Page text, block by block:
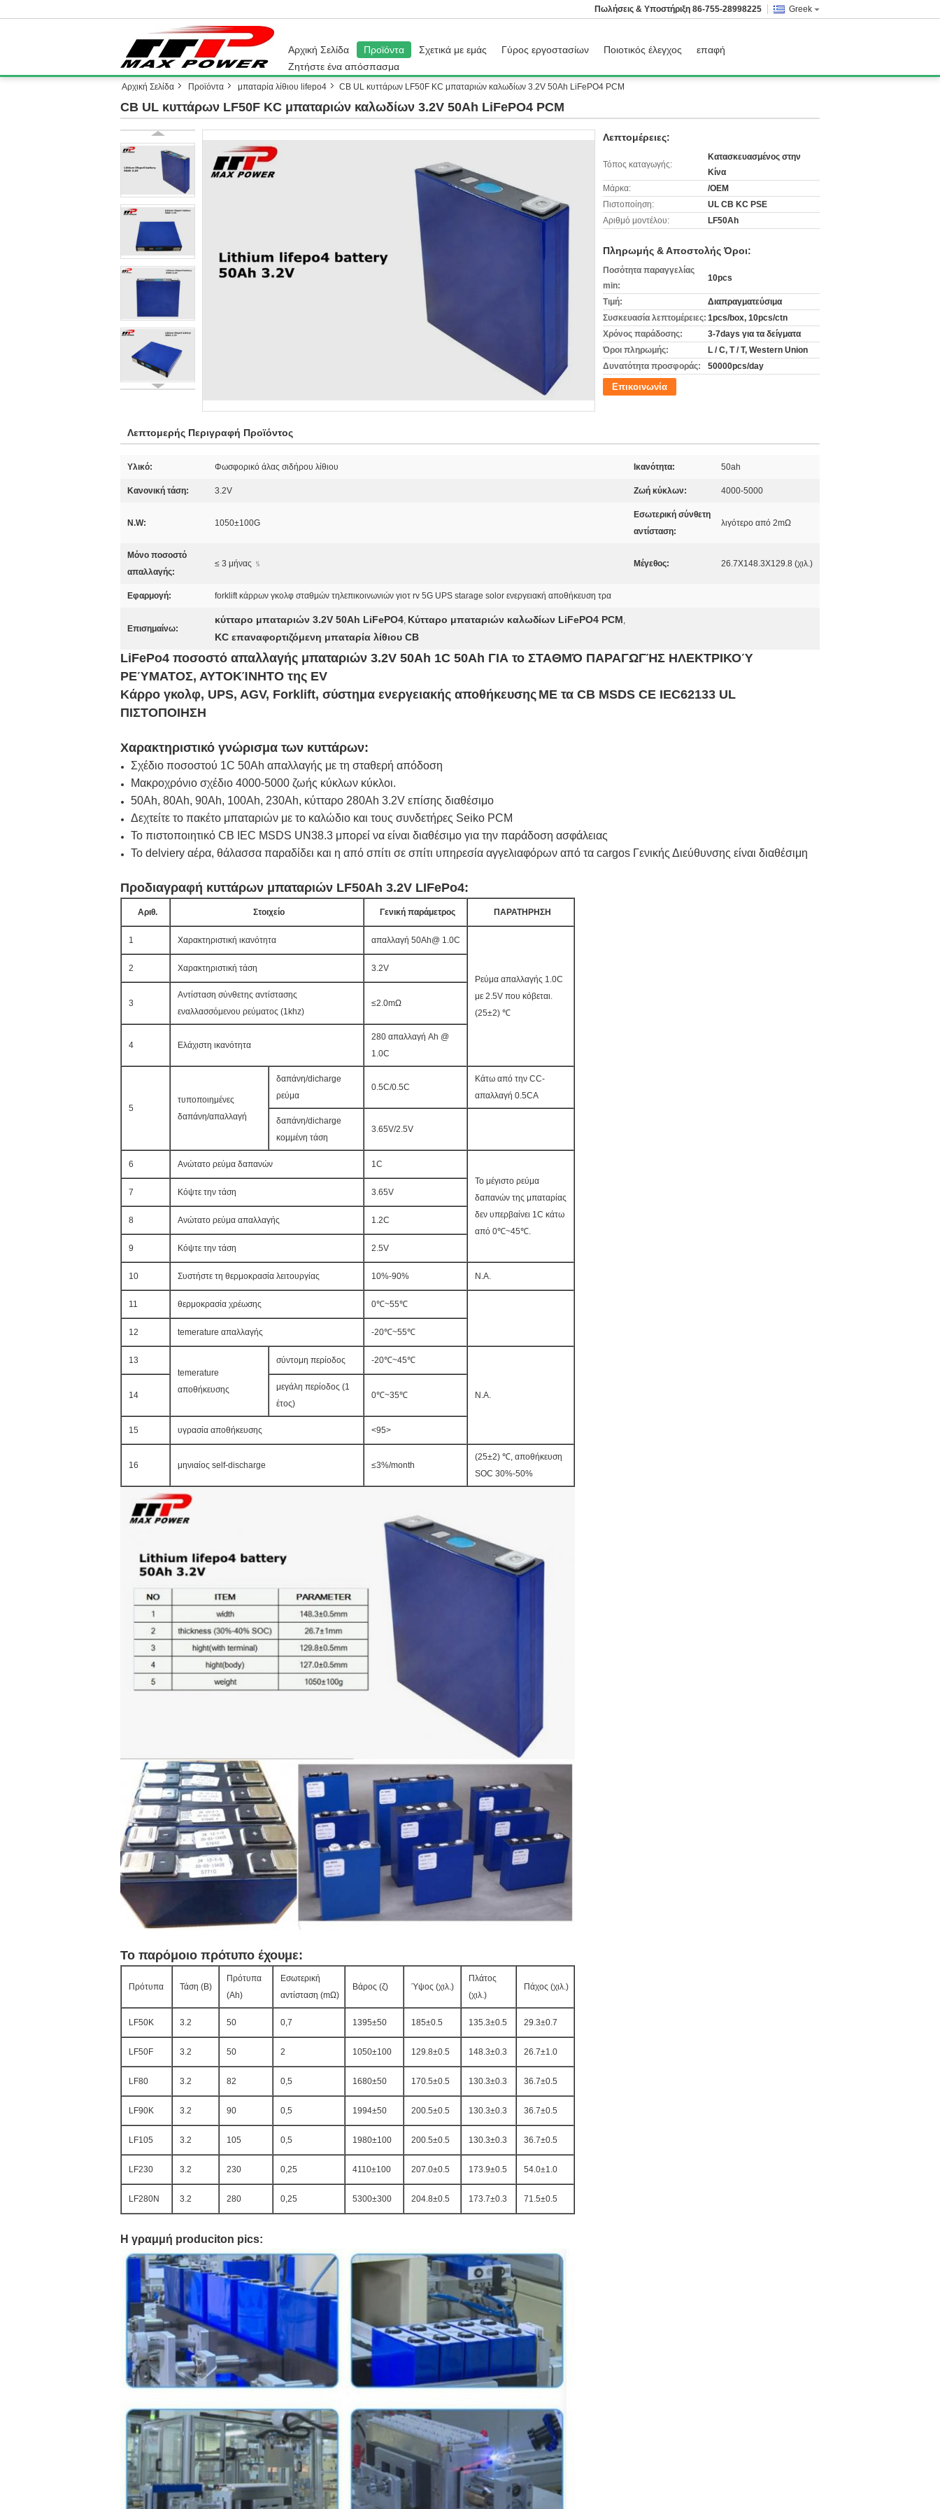
Greek
Πωλήσεις & Υποστήριξη 86-755-28998225
Αρχική Σελίδα Προϊόντα Σχετικά με εμάς Γύρος εργοστασίων Ποιοτικός έλεγχος
επαφή
Ζητήστε ένα απόσπασμα
Αρχική Σελίδα Προϊόντα μπαταρία λίθιου lifepo4 CB UL κυττάρων LF50F KC μπαταριών καλωδίων 3.2V 50Ah LiFePO4 PCM
CB UL κυττάρων LF50F KC μπαταριών καλωδίων 3.2V 50Ah LiFePO4 PCM
Λεπτομέρειες:
Τόπος καταγωγής:
Κατασκευασμένος στην
Κίνα
Μάρκα:
/OEM
Πιστοποίηση:
UL CB KC PSE
Αριθμό μοντέλου:
LF50Ah
Πληρωμής & Αποστολής Όροι:
Ποσότητα παραγγελίας
min:
10pcs
Τιμή:
Διαπραγματεύσιμα
Συσκευασία λεπτομέρειες: 1pcs/box, 10pcs/ctn
Χρόνος παράδοσης:
3-7days για τα δείγματα
Όροι πληρωμής:
L / C, T / T, Western Union
Δυνατότητα προσφοράς:
50000pcs/day
Επικοινωνία
Λεπτομερής Περιγραφή Προϊόντος
Υλικό: Φωσφορικό άλας σιδήρου λίθιου Ικανότητα: 50ah
Κανονική τάση: 3.2V Ζωή κύκλων: 4000-5000
N.W: 1050±100G
Εσωτερική σύνθετη
αντίσταση:
λιγότερο από 2mΩ
Μόνο ποσοστό
απαλλαγής:
≤ 3 μήνας ﹪ Μέγεθος: 26.7X148.3X129.8 (χιλ.)
Εφαρμογή: forklift κάρρων γκολφ σταθμών τηλεπικοινωνιών γιοτ rv 5G UPS starage solor ενεργειακή αποθήκευση τρα
Επισημαίνω:
κύτταρο μπαταριών 3.2V 50Ah LiFePO4, Κύτταρο μπαταριών καλωδίων LiFePO4 PCM,
KC επαναφορτιζόμενη μπαταρία λίθιου CB
LiFePo4 ποσοστό απαλλαγής μπαταριών 3.2V 50Ah 1C 50Ah ΓΙΑ το ΣΤΑΘΜΌ ΠΑΡΑΓΩΓΉΣ ΗΛΕΚΤΡΙΚΟΎ
ΡΕΎΜΑΤΟΣ, ΑΥΤΟΚΊΝΗΤΟ της EV
Κάρρο γκολφ, UPS, AGV, Forklift, σύστημα ενεργειακής αποθήκευσης ΜΕ τα CB MSDS CE IEC62133 UL
ΠΙΣΤΟΠΟΙΗΣΗ
Χαρακτηριστικό γνώρισμα των κυττάρων:
Σχέδιο ποσοστού 1C 50Ah απαλλαγής με τη σταθερή απόδοση
Μακροχρόνιο σχέδιο 4000-5000 ζωής κύκλων κύκλοι.
50Ah, 80Ah, 90Ah, 100Ah, 230Ah, κύτταρο 280Ah 3.2V επίσης διαθέσιμο
Δεχτείτε το πακέτο μπαταριών με το καλώδιο και τους συνδετήρες Seiko PCM
Το πιστοποιητικό CB IEC MSDS UN38.3 μπορεί να είναι διαθέσιμο για την παράδοση ασφάλειας
Το delviery αέρα, θάλασσα παραδίδει και η από σπίτι σε σπίτι υπηρεσία αγγελιαφόρων από τα cargos Γενικής Διεύθυνσης είναι διαθέσιμη
Προδιαγραφή κυττάρων μπαταριών LF50Ah 3.2V LIFePo4:
Αριθ. Στοιχείο Γενική παράμετρος ΠΑΡΑΤΗΡΗΣΗ
1 Χαρακτηριστική ικανότητα απαλλαγή 50Ah@ 1.0C
Ρεύμα απαλλαγής 1.0C
με 2.5V που κόβεται.
(25±2) ℃
2 Χαρακτηριστική τάση 3.2V
3
Αντίσταση σύνθετης αντίστασης
εναλλασσόμενου ρεύματος (1khz)
≤2.0mΩ
4 Ελάχιστη ικανότητα
280 απαλλαγή Ah @
1.0C
5
τυποποιημένες
δαπάνη/απαλλαγή
δαπάνη/dicharge
ρεύμα
0.5C/0.5C
Κάτω από την CC-
απαλλαγή 0.5CA
δαπάνη/dicharge
κομμένη τάση
3.65V/2.5V
6 Ανώτατο ρεύμα δαπανών
1C
Το μέγιστο ρεύμα
δαπανών της μπαταρίας
δεν υπερβαίνει 1C κάτω
από 0℃~45℃.
7 Κόψτε την τάση 3.65V
8 Ανώτατο ρεύμα απαλλαγής 1.2C
9 Κόψτε την τάση 2.5V
10 Συστήστε τη θερμοκρασία λειτουργίας 10%-90% N.A.
11 θερμοκρασία χρέωσης 0℃~55℃
12 temerature απαλλαγής -20℃~55℃
13
temerature
αποθήκευσης
σύντομη περίοδος -20℃~45℃
N.A.
14
μεγάλη περίοδος (1
έτος)
0℃~35℃
15 υγρασία αποθήκευσης <95>
16 μηνιαίος self-discharge ≤3%/month
(25±2) ℃, αποθήκευση
SOC 30%-50%
Το παρόμοιο πρότυπο έχουμε:
Πρότυπα Τάση (Β)
Πρότυπα
(Ah)
Εσωτερική
αντίσταση (mΩ)
Βάρος (ζ) Ύψος (χιλ.)
Πλάτος
(χιλ.)
Πάχος (χιλ.)
LF50K 3.2 50 0,7 1395±50 185±0.5 135.3±0.5 29.3±0.7
LF50F 3.2 50 2 1050±100 129.8±0.5 148.3±0.3 26.7±1.0
LF80 3.2 82 0,5 1680±50 170.5±0.5 130.3±0.3 36.7±0.5
LF90K 3.2 90 0,5 1994±50 200.5±0.5 130.3±0.3 36.7±0.5
LF105 3.2 105 0,5 1980±100 200.5±0.5 130.3±0.3 36.7±0.5
LF230 3.2 230 0,25 4110±100 207.0±0.5 173.9±0.5 54.0±1.0
LF280N 3.2 280 0,25 5300±300 204.8±0.5 173.7±0.3 71.5±0.5
Η γραμμή produciton pics: